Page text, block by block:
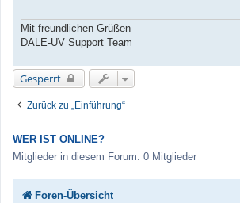
Mit freundlichen Grüßen
DALE-UV Support Team
Gesperrt
Zurück zu „Einführung“
WER IST ONLINE?
Mitglieder in diesem Forum: 0 Mitglieder
Foren-Übersicht